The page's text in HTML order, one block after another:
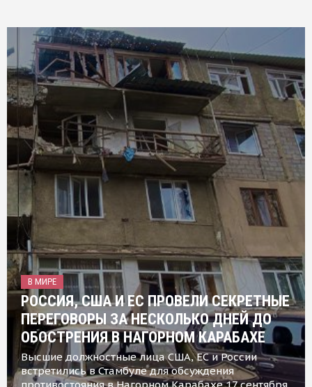
В МИРЕ
РОССИЯ, США И ЕС ПРОВЕЛИ СЕКРЕТНЫЕ
ПЕРЕГОВОРЫ ЗА НЕСКОЛЬКО ДНЕЙ ДО
ОБОСТРЕНИЯ В НАГОРНОМ КАРАБАХЕ
Высшие должностные лица США, ЕС и России
встретились в Стамбуле для обсуждения
противостояния в Нагорном Карабахе 17 сентября,